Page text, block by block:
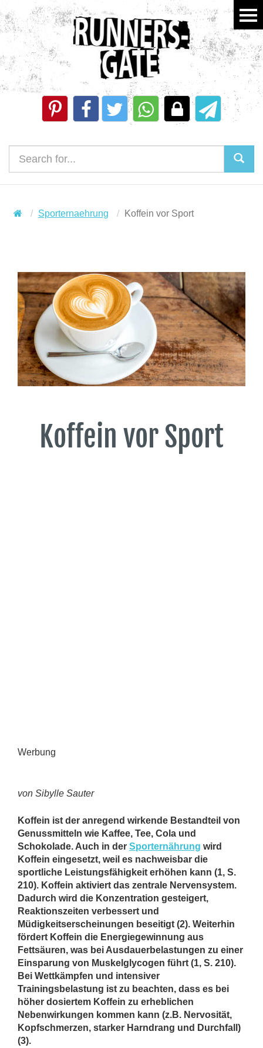
Sporternaehrung Koffein vor Sport
Koffein vor Sport
Werbung
von Sibylle Sauter
Koffein ist der anregend wirkende Bestandteil von
Genussmitteln wie Kaffee, Tee, Cola und
Schokolade. Auch in der Sporternährung wird
Koffein eingesetzt, weil es nachweisbar die
sportliche Leistungsfähigkeit erhöhen kann (1, S.
210). Koffein aktiviert das zentrale Nervensystem.
Dadurch wird die Konzentration gesteigert,
Reaktionszeiten verbessert und
Müdigkeitserscheinungen beseitigt (2). Weiterhin
fördert Koffein die Energiegewinnung aus
Fettsäuren, was bei Ausdauerbelastungen zu einer
Einsparung von Muskelglycogen führt (1, S. 210).
Bei Wettkämpfen und intensiver
Trainingsbelastung ist zu beachten, dass es bei
höher dosiertem Koffein zu erheblichen
Nebenwirkungen kommen kann (z.B. Nervosität,
Kopfschmerzen, starker Harndrang und Durchfall)
(3).